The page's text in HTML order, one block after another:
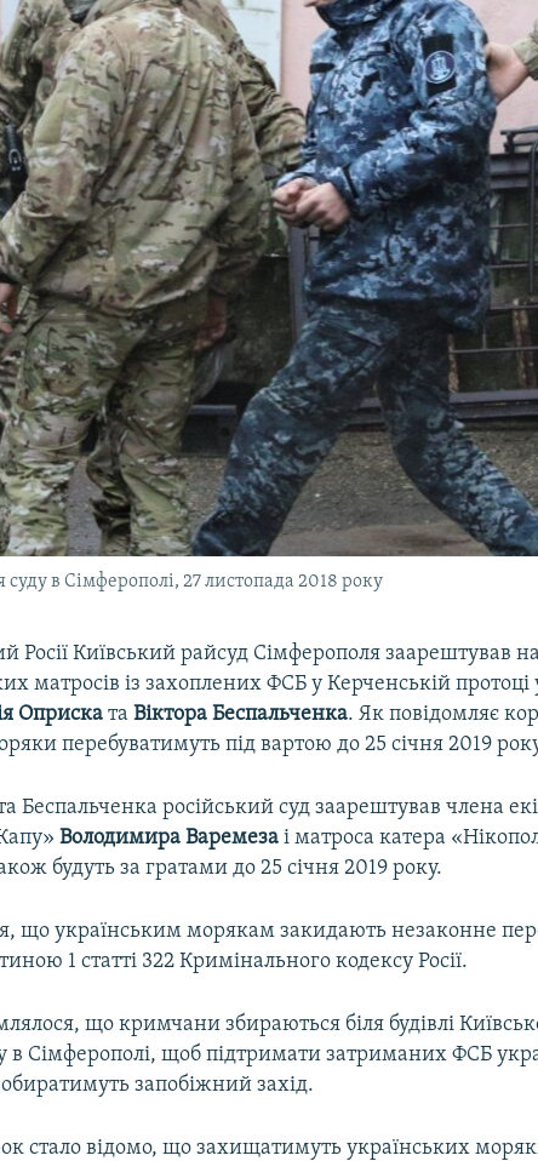
в Сімферополі, 27 листопада 2018 року
Росії Київський райсуд Сімферополя заарештував
матросів із захоплених ФСБ у Керченській протоці
ОприскатаВіктора Беспальченка. Як повідомляє
перебуватимуть під вартою до 25 січня 2019
Беспальченка російський суд заарештував члена
Володимира Варемезаі матроса катера
будуть за гратами до 25 січня 2019 року.
що українським морякам закидають незаконне
1 статті 322 Кримінального кодексу Росії.
що кримчани збираються біля будівлі
в Сімферополі, щоб підтримати затриманих ФСБ
запобіжний захід.
стало відомо, що захищатимуть українських